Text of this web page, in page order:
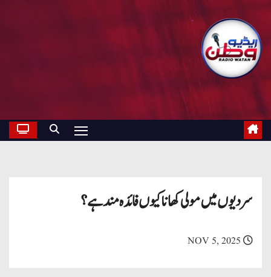
سردیوں میں مولی کھانا کیوں فائدہ مند ہے؟
NOV 5, 2025